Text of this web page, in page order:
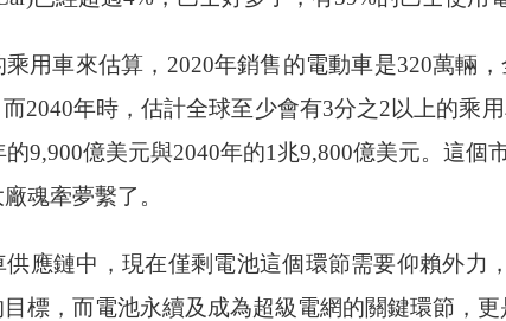
用車來估算，2020年銷售的電動車是320萬輛
2040年時，估計全球至少會有3分之2以上的乘
9,900億美元與2040年的1兆9,800億美元。這
魂牽夢繫了。
應鏈中，現在僅剩電池這個環節需要仰賴外
標，而電池永續及成為超級電網的關鍵環節，更